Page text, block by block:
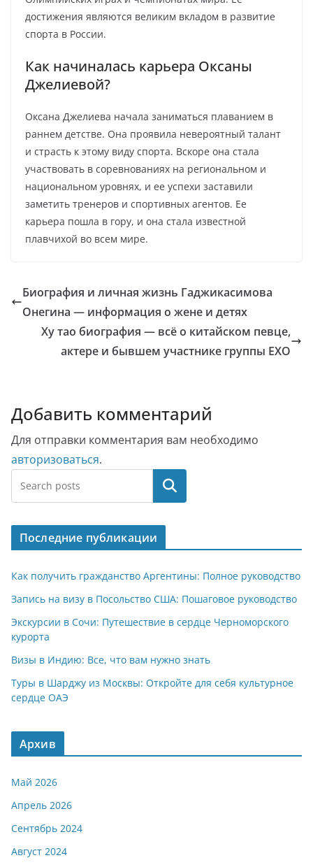
достижения являются великим вкладом в развитие
спорта в России.
Как начиналась карьера Оксаны
Джелиевой?
Оксана Джелиева начала заниматься плаванием в
раннем детстве. Она проявила невероятный талант
и страсть к этому виду спорта. Вскоре она стала
участвовать в соревнованиях на региональном и
национальном уровнях, и ее успехи заставили
заметить тренеров и спортивных агентов. Ее
карьера пошла в гору, и она стала известной
плавчихой во всем мире.
Биография и личная жизнь Гаджикасимова
Онегина — информация о жене и детях
Ху тао биография — всё о китайском певце,
актере и бывшем участнике группы EXO
Добавить комментарий
Для отправки комментария вам необходимо
авторизоваться.
Поиск
Последние публикации
Как получить гражданство Аргентины: Полное руководство
Запись на визу в Посольство США: Пошаговое руководство
Экскурсии в Сочи: Путешествие в сердце Черноморского
курорта
Визы в Индию: Все, что вам нужно знать
Туры в Шарджу из Москвы: Откройте для себя культурное
сердце ОАЭ
Архив
Май 2026
Апрель 2026
Сентябрь 2024
Август 2024